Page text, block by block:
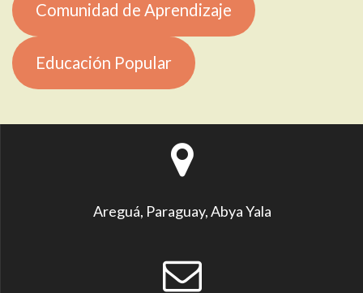
Comunidad de Aprendizaje
Educación Popular
Areguá, Paraguay, Abya Yala